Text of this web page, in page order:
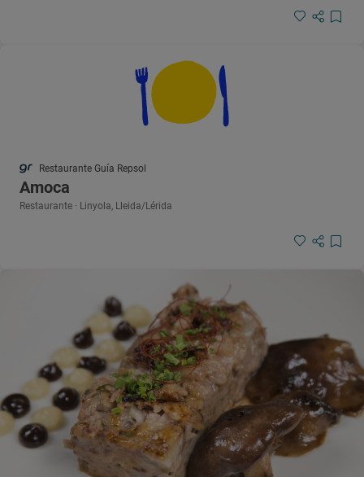
Restaurante Guía Repsol
Amoca
Restaurante · Linyola, Lleida/Lérida